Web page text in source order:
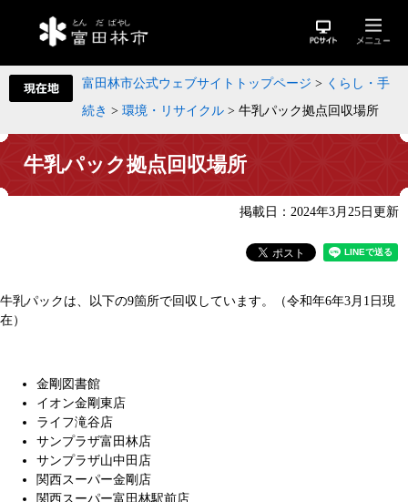
富田林市公式ウェブサイトトップページ > くらし・手
続き > 環境・リサイクル > 牛乳パック拠点回収場所
牛乳パック拠点回収場所
掲載日：2024年3月25日更新
牛乳パックは、以下の9箇所で回収しています。（令和年6年3月1日現
在）
金剛図書館
イオン金剛東店
ライフ滝谷店
サンプラザ富田林店
サンプラザ山中田店
関西スーパー金剛店
関西スーパー富田林駅前店